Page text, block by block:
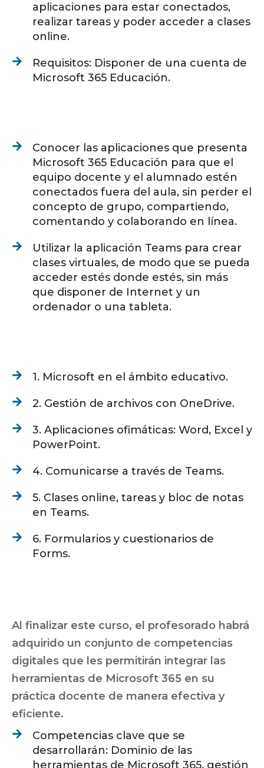
aplicaciones para estar conectados,
realizar tareas y poder acceder a clases
online.
Requisitos: Disponer de una cuenta de
Microsoft 365 Educación.
Conocer las aplicaciones que presenta
Microsoft 365 Educación para que el
equipo docente y el alumnado estén
conectados fuera del aula, sin perder el
concepto de grupo, compartiendo,
comentando y colaborando en línea.
Utilizar la aplicación Teams para crear
clases virtuales, de modo que se pueda
acceder estés donde estés, sin más
que disponer de Internet y un
ordenador o una tableta.
1. Microsoft en el ámbito educativo.
2. Gestión de archivos con OneDrive.
3. Aplicaciones ofimáticas: Word, Excel y
PowerPoint.
4. Comunicarse a través de Teams.
5. Clases online, tareas y bloc de notas
en Teams.
6. Formularios y cuestionarios de
Forms.
Al finalizar este curso, el profesorado habrá
adquirido un conjunto de competencias
digitales que les permitirán integrar las
herramientas de Microsoft 365 en su
práctica docente de manera efectiva y
eficiente.
Competencias clave que se
desarrollarán: Dominio de las
herramientas de Microsoft 365, gestión